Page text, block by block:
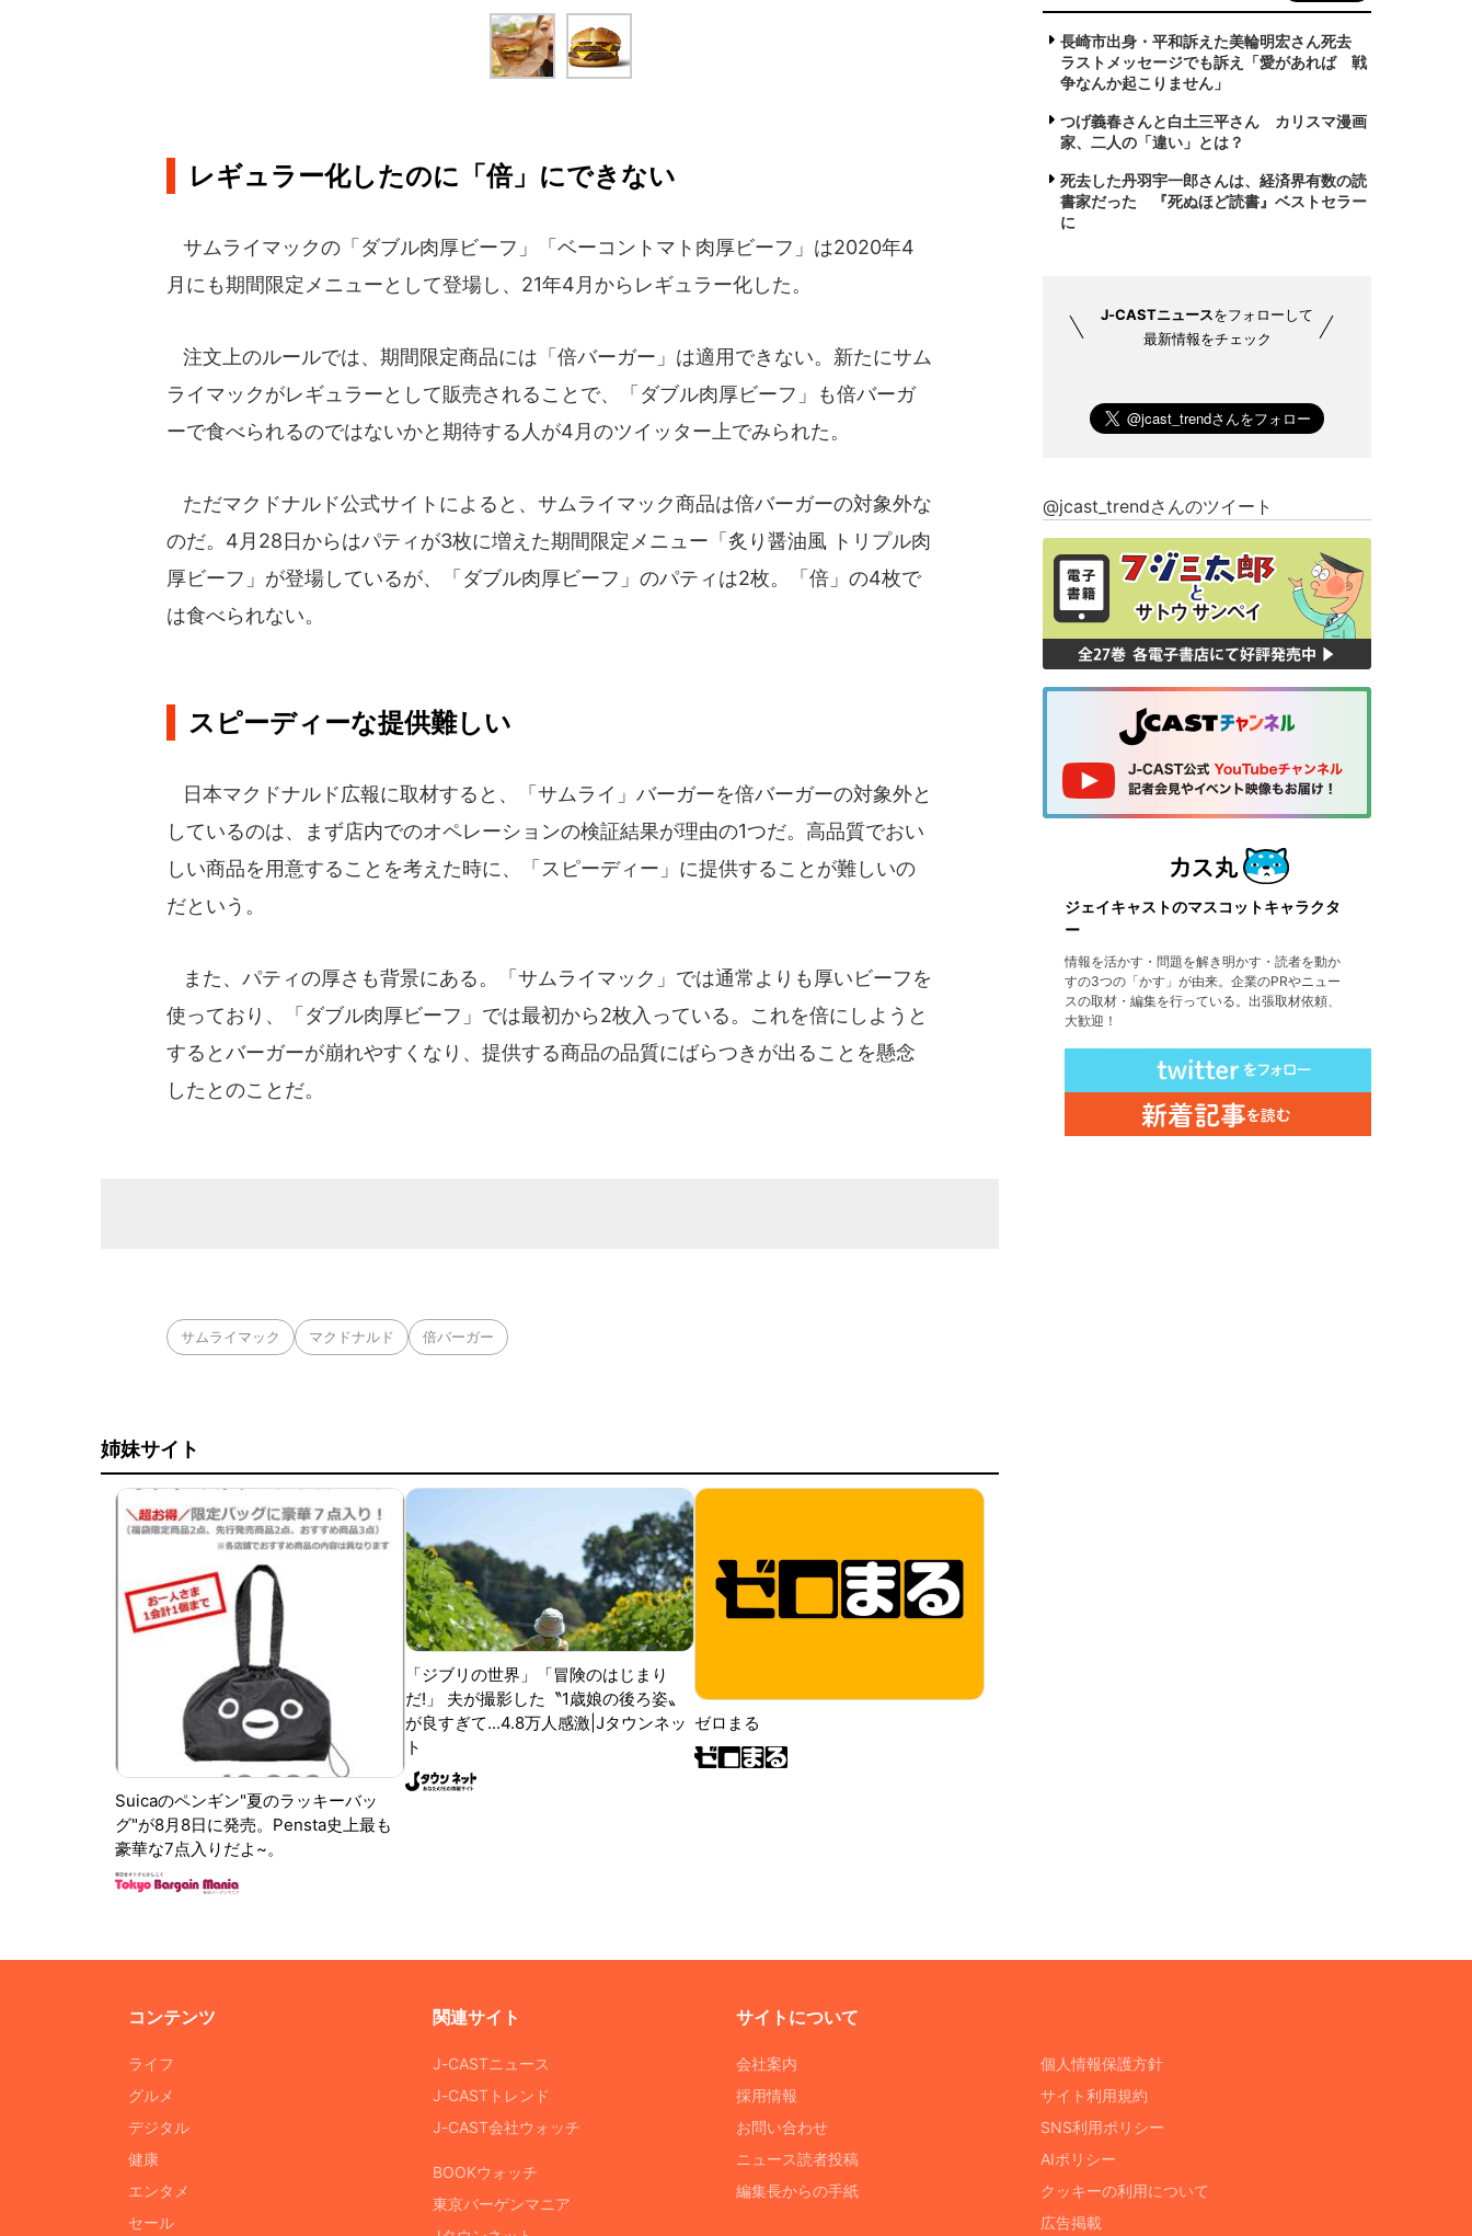
レギュラー化したのに「倍」にできない
サムライマックの「ダブル肉厚ビーフ」「ベーコントマト肉厚ビーフ」は2020年4
月にも期間限定メニューとして登場し、21年4月からレギュラー化した。
注文上のルールでは、期間限定商品には「倍バーガー」は適用できない。新たにサム
ライマックがレギュラーとして販売されることで、「ダブル肉厚ビーフ」も倍バーガ
ーで食べられるのではないかと期待する人が4月のツイッター上でみられた。
ただマクドナルド公式サイトによると、サムライマック商品は倍バーガーの対象外な
のだ。4月28日からはパティが3枚に増えた期間限定メニュー「炙り醤油風 トリプル肉
厚ビーフ」が登場しているが、「ダブル肉厚ビーフ」のパティは2枚。「倍」の4枚で
は食べられない。
スピーディーな提供難しい
日本マクドナルド広報に取材すると、「サムライ」バーガーを倍バーガーの対象外と
しているのは、まず店内でのオペレーションの検証結果が理由の1つだ。高品質でおい
しい商品を用意することを考えた時に、「スピーディー」に提供することが難しいの
だという。
また、パティの厚さも背景にある。「サムライマック」では通常よりも厚いビーフを
使っており、「ダブル肉厚ビーフ」では最初から2枚入っている。これを倍にしようと
するとバーガーが崩れやすくなり、提供する商品の品質にばらつきが出ることを懸念
したとのことだ。
サムライマック マクドナルド 倍バーガー
姉妹サイト
Suicaのペンギン"夏のラッキーバッ
グ"が8月8日に発売。Pensta史上最も
豪華な7点入りだよ~。
「ジブリの世界」「冒険のはじまり
だ!」 夫が撮影した〝1歳娘の後ろ姿〟
が良すぎて...4.8万人感激|Jタウンネッ
ト
ゼロまる
長崎市出身・平和訴えた美輪明宏さん死去
ラストメッセージでも訴え「愛があれば 戦
争なんか起こりません」
つげ義春さんと白土三平さん カリスマ漫画
家、二人の「違い」とは？
死去した丹羽宇一郎さんは、経済界有数の読
書家だった 『死ぬほど読書』ベストセラー
に
J-CASTニュースをフォローして
最新情報をチェック
@jcast_trendさんのツイート
ジェイキャストのマスコットキャラクタ
ー
情報を活かす・問題を解き明かす・読者を動か
すの3つの「かす」が由来。企業のPRやニュー
スの取材・編集を行っている。出張取材依頼、
大歓迎！
コンテンツ
ライフ
グルメ
デジタル
健康
エンタメ
セール
関連サイト
J-CASTニュース
J-CASTトレンド
J-CAST会社ウォッチ
BOOKウォッチ
東京バーゲンマニア
サイトについて
会社案内
採用情報
お問い合わせ
ニュース読者投稿
編集長からの手紙
個人情報保護方針
サイト利用規約
SNS利用ポリシー
AIポリシー
クッキーの利用について
広告掲載